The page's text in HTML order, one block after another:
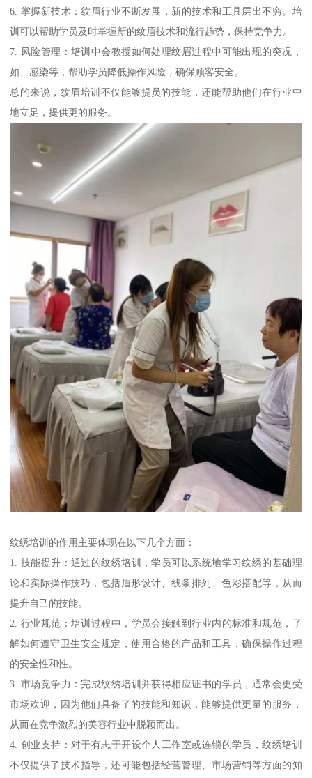
6. 掌握新技术：纹眉行业不断发展，新的技术和工具层出不穷。培
训可以帮助学员及时掌握新的纹眉技术和流行趋势，保持竞争力。
7. 风险管理：培训中会教授如何处理纹眉过程中可能出现的突况，
如、感染等，帮助学员降低操作风险，确保顾客安全。
总的来说，纹眉培训不仅能够提员的技能，还能帮助他们在行业中
地立足，提供更的服务。
纹绣培训的作用主要体现在以下几个方面：
1. 技能提升：通过的纹绣培训，学员可以系统地学习纹绣的基础理
论和实际操作技巧，包括眉形设计、线条排列、色彩搭配等，从而
提升自己的技能。
2. 行业规范：培训过程中，学员会接触到行业内的标准和规范，了
解如何遵守卫生安全规定，使用合格的产品和工具，确保操作过程
的安全性和性。
3. 市场竞争力：完成纹绣培训并获得相应证书的学员，通常会更受
市场欢迎，因为他们具备了的技能和知识，能够提供更量的服务，
从而在竞争激烈的美容行业中脱颖而出。
4. 创业支持：对于有志于开设个人工作室或连锁的学员，纹绣培训
不仅提供了技术指导，还可能包括经营管理、市场营销等方面的知